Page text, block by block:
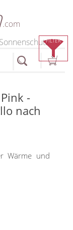
FILTER
-
nach
Wärme und